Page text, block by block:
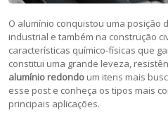
O alumínio conquistou uma posição
industrial e também na construção
características químico-físicas que
constitui uma grande leveza,
alumínio redondo um itens mais
esse post e conheça os tipos mais
principais aplicações.